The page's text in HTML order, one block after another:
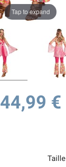
Tap to expand
44,99 €
Taille